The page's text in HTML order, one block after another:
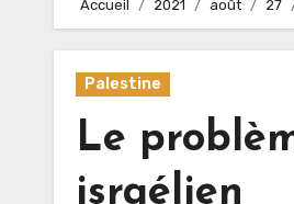
Accueil 2021 août 27
Palestine
Le
israélien